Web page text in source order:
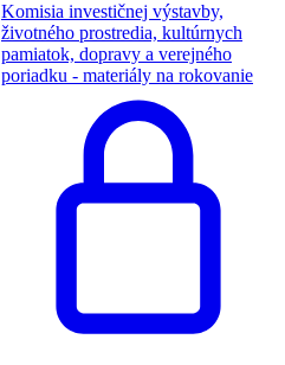
Komisia investičnej výstavby,
životného prostredia, kultúrnych
pamiatok, dopravy a verejného
poriadku - materiály na rokovanie